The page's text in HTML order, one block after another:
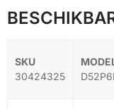
30424325